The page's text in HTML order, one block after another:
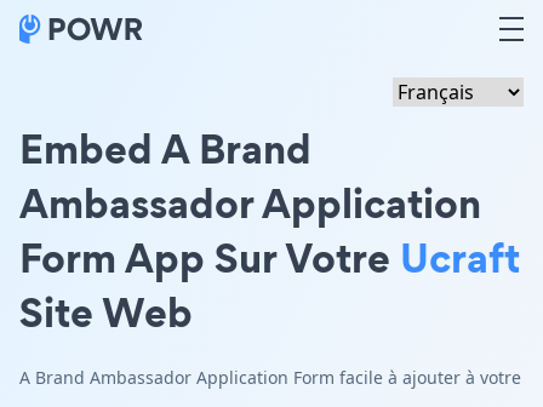
Embed A Brand
Ambassador Application
Form App Sur Votre Ucraft
Site Web
A Brand Ambassador Application Form facile à ajouter à votre